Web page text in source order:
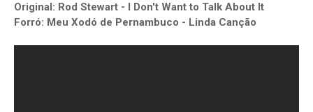
Original: Rod Stewart - I Don't Want to Talk About It
Forró: Meu Xodó de Pernambuco - Linda Canção